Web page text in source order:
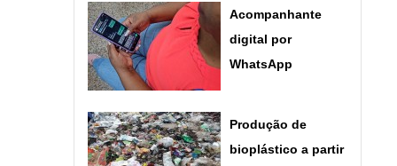
Acompanhante
digital por
WhatsApp
Produção de
bioplástico a partir